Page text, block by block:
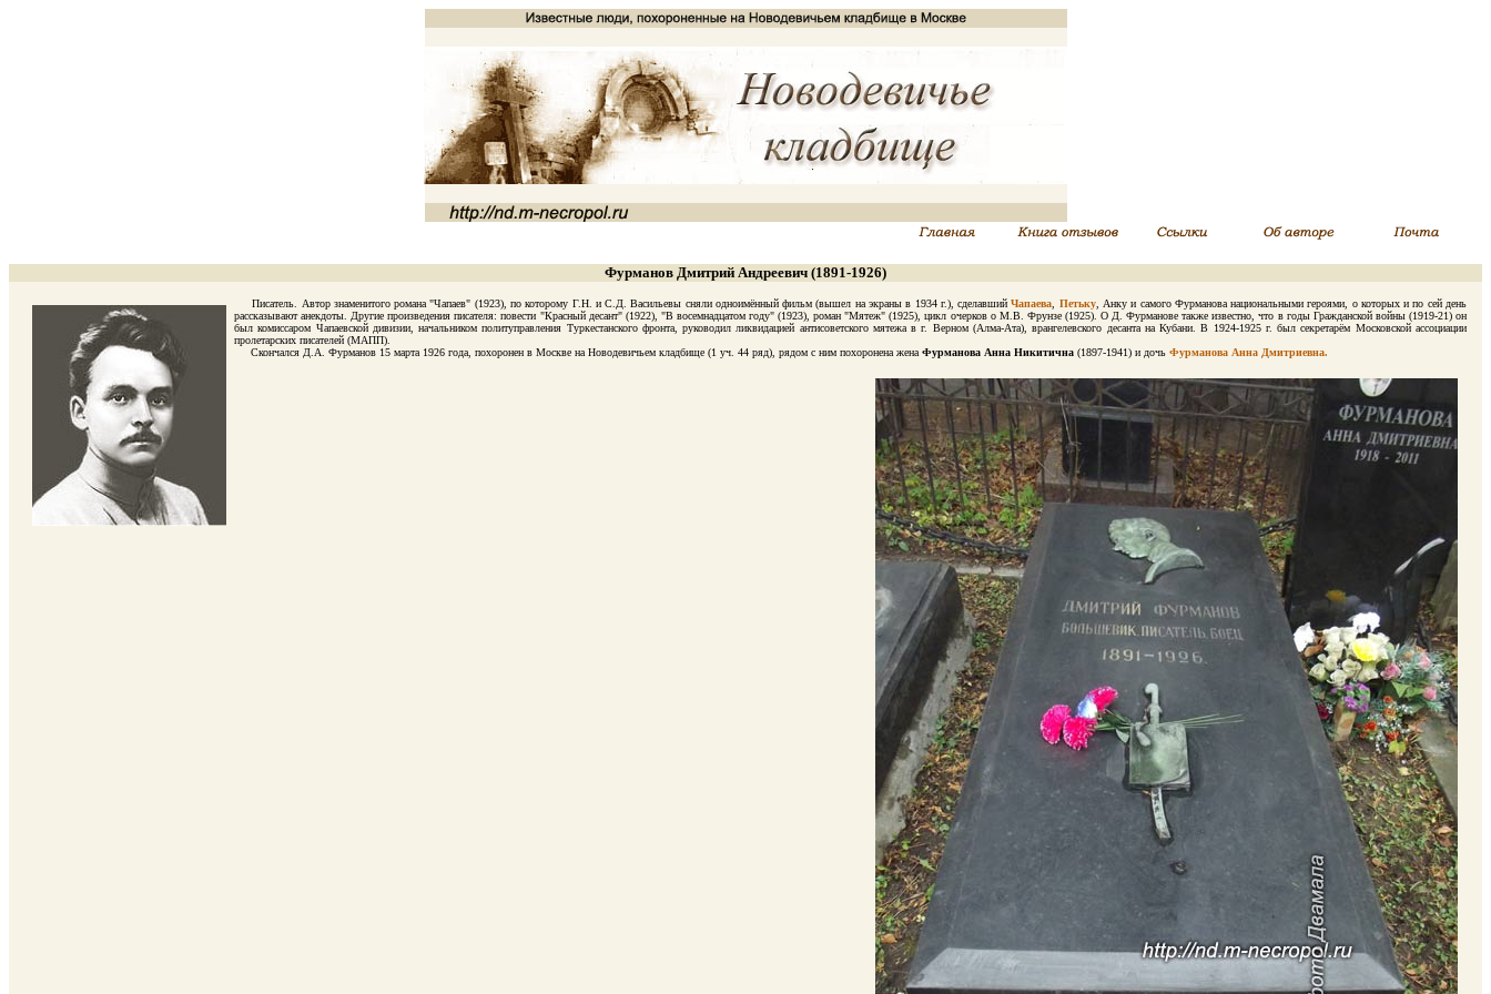
Фурманов Дмитрий Андреевич (1891-1926)
Писатель. Автор знаменитого романа "Чапаев" (1923), по которому Г.Н. и С.Д. Васильевы сняли одноимённый фильм (вышел на экраны в 1934 г.), сделавшийЧапаева Петьку, Анку и самого Фурманова национальными героями, о которых и по сей день
рассказывают анекдоты. Другие произведения писателя: повести "Красный десант" (1922), "В восемнадцатом году" (1923), роман "Мятеж" (1925), цикл очерков о М.В. Фрунзе (1925). О Д. Фурманове также известно, что в годы Гражданской войны (1919-21) он
был комиссаром Чапаевской дивизии, начальником политуправления Туркестанского фронта, руководил ликвидацией антисоветского мятежа в г. Верном (Алма-Ата), врангелевского десанта на Кубани. В 1924-1925 г. был секретарём Московской ассоциации
пролетарских писателей (МАПП).
Скончался Д.А. Фурманов 15 марта 1926 года, похоронен в Москве на Новодевичьем кладбище (1 уч. 44 ряд), рядом с ним похоронена жена Фурманова Анна Никитична (1897-1941) и дочь Фурманова Анна Дмитриевна.